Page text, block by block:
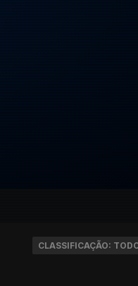
CLASSIFICAÇÃO: